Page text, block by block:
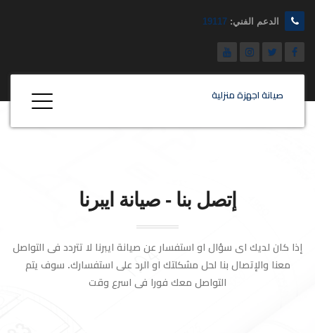
الدعم الفني: 19117
صيانة اجهزة منزلية
إتصل بنا - صيانة ايبرنا
إذا كان لديك اى سؤال او استفسار عن صيانة ايبرنا لا تتردد فى التواصل
معنا والإتصال بنا لحل مشكلتك او الرد على استفسارك. سوف يتم
التواصل معك فورا فى اسرع وقت